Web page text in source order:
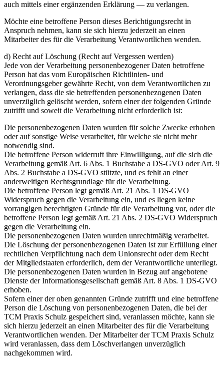
auch mittels einer ergänzenden Erklärung — zu verlangen.
Möchte eine betroffene Person dieses Berichtigungsrecht in
Anspruch nehmen, kann sie sich hierzu jederzeit an einen
Mitarbeiter des für die Verarbeitung Verantwortlichen wenden.
d) Recht auf Löschung (Recht auf Vergessen werden)
Jede von der Verarbeitung personenbezogener Daten betroffene
Person hat das vom Europäischen Richtlinien- und
Verordnungsgeber gewährte Recht, von dem Verantwortlichen zu
verlangen, dass die sie betreffenden personenbezogenen Daten
unverzüglich gelöscht werden, sofern einer der folgenden Gründe
zutrifft und soweit die Verarbeitung nicht erforderlich ist:
Die personenbezogenen Daten wurden für solche Zwecke erhoben
oder auf sonstige Weise verarbeitet, für welche sie nicht mehr
notwendig sind.
Die betroffene Person widerruft ihre Einwilligung, auf die sich die
Verarbeitung gemäß Art. 6 Abs. 1 Buchstabe a DS-GVO oder Art. 9
Abs. 2 Buchstabe a DS-GVO stützte, und es fehlt an einer
anderweitigen Rechtsgrundlage für die Verarbeitung.
Die betroffene Person legt gemäß Art. 21 Abs. 1 DS-GVO
Widerspruch gegen die Verarbeitung ein, und es liegen keine
vorrangigen berechtigten Gründe für die Verarbeitung vor, oder die
betroffene Person legt gemäß Art. 21 Abs. 2 DS-GVO Widerspruch
gegen die Verarbeitung ein.
Die personenbezogenen Daten wurden unrechtmäßig verarbeitet.
Die Löschung der personenbezogenen Daten ist zur Erfüllung einer
rechtlichen Verpflichtung nach dem Unionsrecht oder dem Recht
der Mitgliedstaaten erforderlich, dem der Verantwortliche unterliegt.
Die personenbezogenen Daten wurden in Bezug auf angebotene
Dienste der Informationsgesellschaft gemäß Art. 8 Abs. 1 DS-GVO
erhoben.
Sofern einer der oben genannten Gründe zutrifft und eine betroffene
Person die Löschung von personenbezogenen Daten, die bei der
TCM Praxis Schulz gespeichert sind, veranlassen möchte, kann sie
sich hierzu jederzeit an einen Mitarbeiter des für die Verarbeitung
Verantwortlichen wenden. Der Mitarbeiter der TCM Praxis Schulz
wird veranlassen, dass dem Löschverlangen unverzüglich
nachgekommen wird.